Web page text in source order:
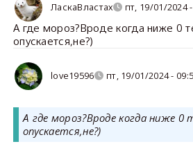
ЛаскаВластах пт, 19/01/2024
А где мороз?Вроде когда ниже 0
опускается,не?)
love19596 пт, 19/01/2024 -
А где мороз?Вроде когда ниже 0
опускается,не?)